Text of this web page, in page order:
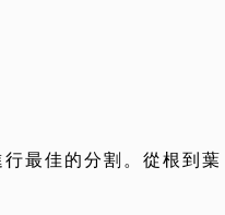
最佳的分割。從根到葉